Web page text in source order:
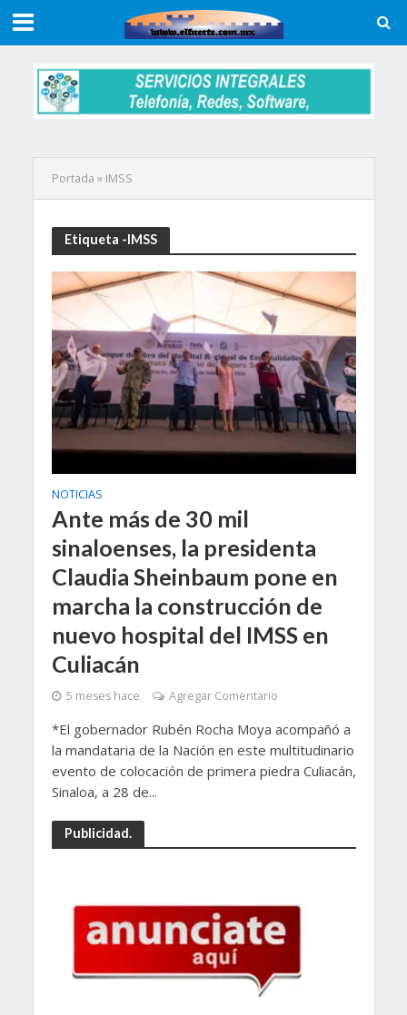
Portada » IMSS
Etiqueta -IMSS
NOTICIAS
Ante más de 30 mil
sinaloenses, la presidenta
Claudia Sheinbaum pone en
marcha la construcción de
nuevo hospital del IMSS en
Culiacán
5 meses hace Agregar Comentario
*El gobernador Rubén Rocha Moya acompañó a
la mandataria de la Nación en este multitudinario
evento de colocación de primera piedra Culiacán,
Sinaloa, a 28 de...
Publicidad.